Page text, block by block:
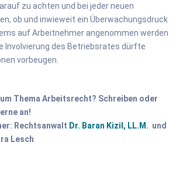
zu achten und bei jeder neuen
ob und inwieweit ein Überwachungsdruck
auf Arbeitnehmer angenommen werden
Involvierung des Betriebsrates dürfte
vorbeugen.
Thema Arbeitsrecht? Schreiben oder
an!
Rechtsanwalt Dr. Baran Kizil, LL.M. und
Lesch